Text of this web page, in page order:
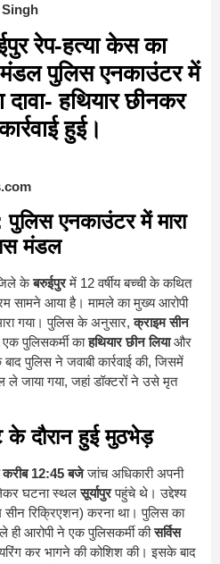
रेप-हत्या केस का
पुलिस एनकाउंटर में
दावा- हथियार छीनकर
हुई।
एनकाउंटर में मारा
मंडल
केबरुईपुरमें 12 वर्षीय बच्ची के कथित
सामने आया है। मामले का मुख्य आरोपी
गया। पुलिस के अनुसार,क्राइम सीन
पुलिसकर्मी काहथियार छीन लियाऔर
पुलिस ने जवाबी कार्रवाई की, जिसमें
ले जाया गया, जहां डॉक्टरों ने उसे मृत
के दौरान हुई मुठभेड़
करीब 12:45 बजेजांच अधिकारी अपनी
घटना स्थलसूर्यापुरपहुंचे थे। उद्देश्य
सीन रिक्रिएशन) करना था। पुलिस का
ही आरोपी ने एक पुलिसकर्मी कीसर्विस
कर भागने की कोशिश की। इसके बाद